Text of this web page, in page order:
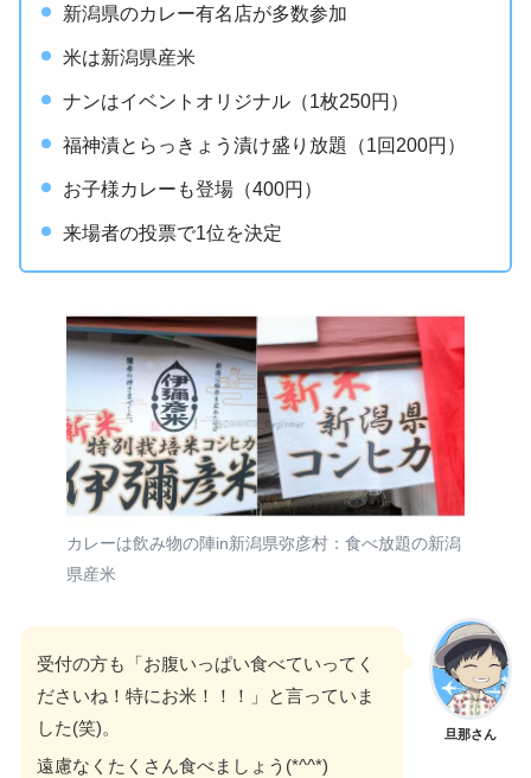
新潟県のカレー有名店が多数参加
米は新潟県産米
ナンはイベントオリジナル（1枚250円）
福神漬とらっきょう漬け盛り放題（1回200円）
お子様カレーも登場（400円）
来場者の投票で1位を決定
カレーは飲み物の陣in新潟県弥彦村：食べ放題の新潟
県産米
旦那さん
受付の方も「お腹いっぱい食べていってく
ださいね！特にお米！！！」と言っていま
した(笑)。
遠慮なくたくさん食べましょう(*^^*)